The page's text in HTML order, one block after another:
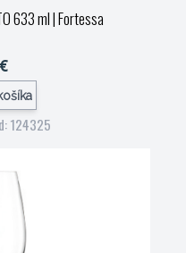
633 ml| Fortessa
124325